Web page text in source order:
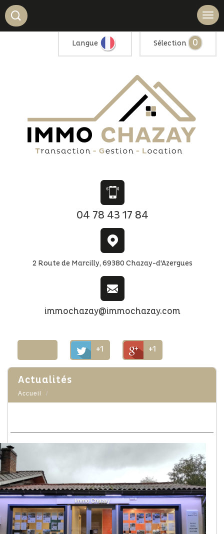
Langue Sélection 0
04 78 43 17 84
2 Route de Marcilly, 69380 Chazay-d'Azergues
immochazay@immochazay.com
+1 +1
actualités
Accueil